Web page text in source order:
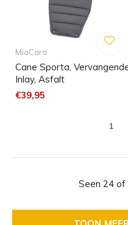
MiaCara
Cane Sporta,
Inlay, Asfalt
€39,95
1
Seen 24